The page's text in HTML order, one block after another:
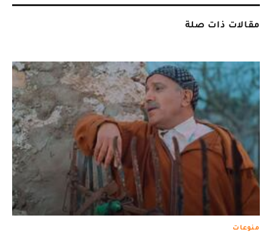
مقالات ذات صلة
منوعات